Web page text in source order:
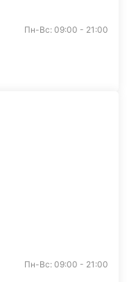
Пн-Вс: 09:00 - 21:00
Пн-Вс: 09:00 - 21:00